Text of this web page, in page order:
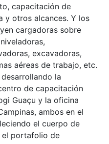
capacitación de
y otros alcances. Y los
cargadoras sobre
excavadoras,
aéreas de trabajo, etc.
la
de capacitación
Guaçu y la oficina
ambos en el
el cuerpo de
el portafolio de